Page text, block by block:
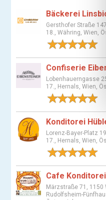
Bäckerei
Gersthofer Straße
18., Währing, Wien,
Confiserie
Lobenhauerngasse
17., Hernals, Wien,
Konditorei
Lorenz-Bayer-Platz
17., Hernals, Wien,
Cafe
Märzstraße 71, 1150
Rudolfsheim-